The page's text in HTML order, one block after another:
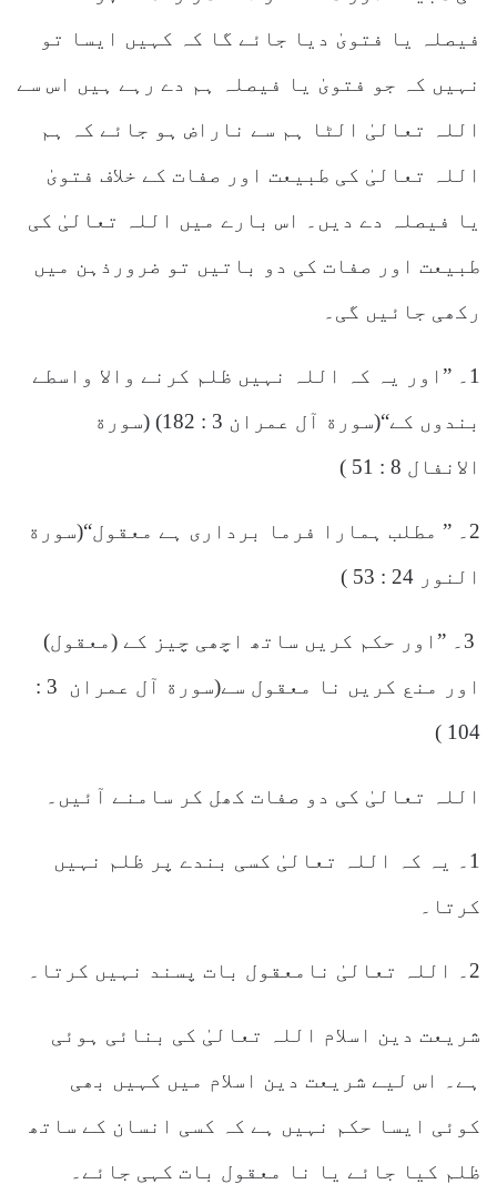
فیصلہ یا فتویٰ دیا جائے گا کہ کہیں ایسا تو
نہیں کہ جو فتویٰ یا فیصلہ ہم دے رہے ہیں اس سے
اللہ تعالیٰ الٹا ہم سے ناراض ہو جائے کہ ہم
اللہ تعالیٰ کی طبیعت اور صفات کے خلاف فتویٰ
یا فیصلہ دے دیں۔ اس بارے میں اللہ تعالیٰ کی
طبیعت اور صفات کی دو باتیں تو ضرورذہن میں
رکھی جائیں گی۔
1۔ ”اور یہ کہ اللہ نہیں ظلم کرنے والا واسطے
بندوں کے“(سورة آل عمران 3 : 182) (سورة
الانفال 8 : 51 )
2۔ ” مطلب ہمارا فرما برداری ہے معقول“(سورة
النور 24 : 53 )
3۔ ”اور حکم کریں ساتھ اچھی چیز کے (معقول)
اور منع کریں نا معقول سے(سورة آل عمران 3 :
104 )
اللہ تعالیٰ کی دو صفات کھل کر سامنے آئیں۔
1۔ یہ کہ اللہ تعالیٰ کسی بندے پر ظلم نہیں
کرتا۔
2۔ اللہ تعالیٰ نامعقول بات پسند نہیں کرتا۔
شریعت دین اسلام اللہ تعالیٰ کی بنائی ہوئی
ہے۔ اس لیے شریعت دین اسلام میں کہیں بھی
کوئی ایسا حکم نہیں ہے کہ کسی انسان کے ساتھ
ظلم کیا جائے یا نا معقول بات کہی جائے۔